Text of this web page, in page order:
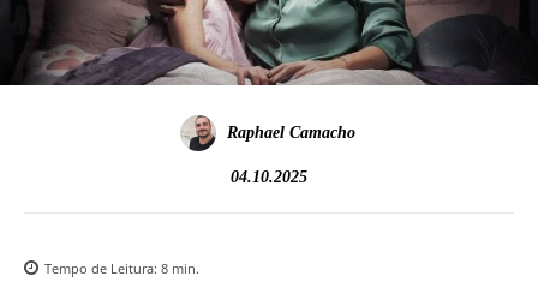
Raphael Camacho
04.10.2025
Tempo de Leitura: 8 min.